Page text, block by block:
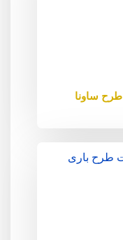
ساونا